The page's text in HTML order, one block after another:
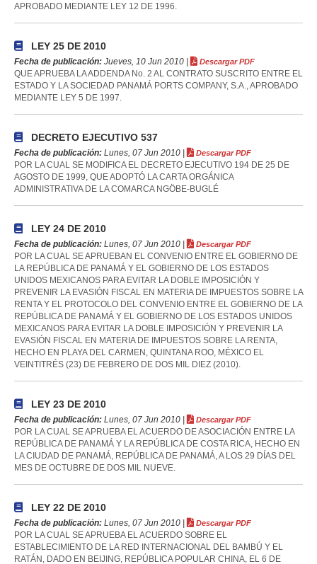
APROBADO MEDIANTE LEY 12 DE 1996.
LEY 25 DE 2010
Fecha de publicación: Jueves, 10 Jun 2010 | Descargar PDF
QUE APRUEBA LA ADDENDA No. 2 AL CONTRATO SUSCRITO ENTRE EL
ESTADO Y LA SOCIEDAD PANAMÁ PORTS COMPANY, S.A., APROBADO
MEDIANTE LEY 5 DE 1997.
DECRETO EJECUTIVO 537
Fecha de publicación: Lunes, 07 Jun 2010 | Descargar PDF
POR LA CUAL SE MODIFICA EL DECRETO EJECUTIVO 194 DE 25 DE
AGOSTO DE 1999, QUE ADOPTÓ LA CARTA ORGÁNICA
ADMINISTRATIVA DE LA COMARCA NGÖBE-BUGLÉ
LEY 24 DE 2010
Fecha de publicación: Lunes, 07 Jun 2010 | Descargar PDF
POR LA CUAL SE APRUEBAN EL CONVENIO ENTRE EL GOBIERNO DE
LA REPÚBLICA DE PANAMÁ Y EL GOBIERNO DE LOS ESTADOS
UNIDOS MEXICANOS PARA EVITAR LA DOBLE IMPOSICIÓN Y
PREVENIR LA EVASIÓN FISCAL EN MATERIA DE IMPUESTOS SOBRE LA
RENTA Y EL PROTOCOLO DEL CONVENIO ENTRE EL GOBIERNO DE LA
REPÚBLICA DE PANAMÁ Y EL GOBIERNO DE LOS ESTADOS UNIDOS
MEXICANOS PARA EVITAR LA DOBLE IMPOSICIÓN Y PREVENIR LA
EVASIÓN FISCAL EN MATERIA DE IMPUESTOS SOBRE LA RENTA,
HECHO EN PLAYA DEL CARMEN, QUINTANA ROO, MÉXICO EL
VEINTITRÉS (23) DE FEBRERO DE DOS MIL DIEZ (2010).
LEY 23 DE 2010
Fecha de publicación: Lunes, 07 Jun 2010 | Descargar PDF
POR LA CUAL SE APRUEBA EL ACUERDO DE ASOCIACIÓN ENTRE LA
REPÚBLICA DE PANAMÁ Y LA REPÚBLICA DE COSTA RICA, HECHO EN
LA CIUDAD DE PANAMÁ, REPÚBLICA DE PANAMÁ, A LOS 29 DÍAS DEL
MES DE OCTUBRE DE DOS MIL NUEVE.
LEY 22 DE 2010
Fecha de publicación: Lunes, 07 Jun 2010 | Descargar PDF
POR LA CUAL SE APRUEBA EL ACUERDO SOBRE EL
ESTABLECIMIENTO DE LA RED INTERNACIONAL DEL BAMBÚ Y EL
RATÁN, DADO EN BEIJING, REPÚBLICA POPULAR CHINA, EL 6 DE